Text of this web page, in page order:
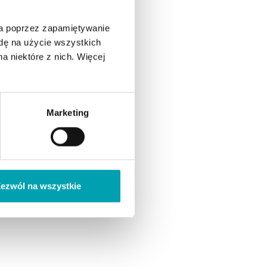
poprzez zapamiętywanie
na użycie wszystkich
niektóre z nich. Więcej
Marketing
na wszystkie